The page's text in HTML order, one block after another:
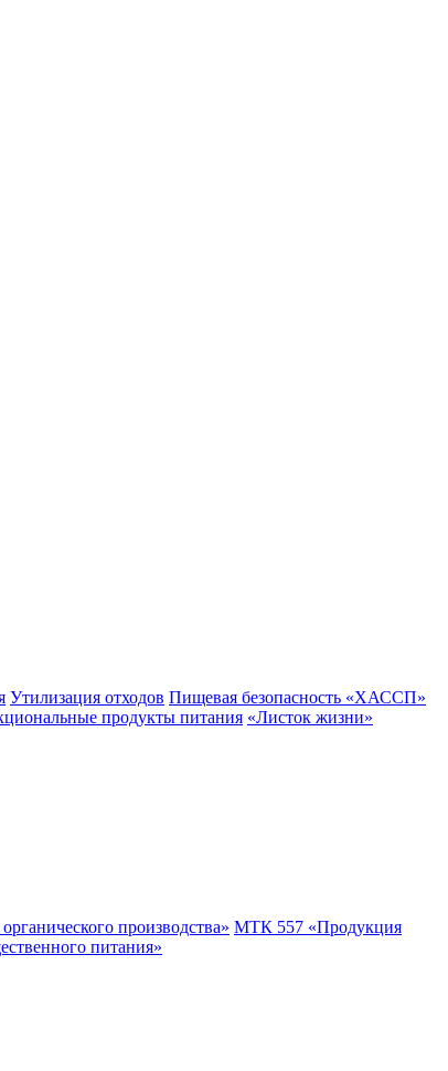
Утилизация отходов Пищевая безопасность «ХАССП»
продукты питания «Листок жизни»
производства» МТК 557 «Продукция
питания»